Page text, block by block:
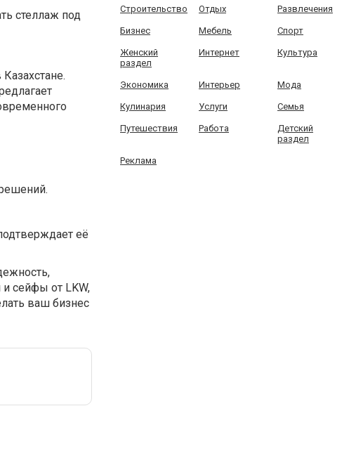
стеллаж под
её
сейфы от LKW,
ваш бизнес
Строительство Отдых Развлечения
Бизнес Мебель Спорт
Женский
раздел
Интернет Культура
Экономика Интерьер Мода
Кулинария Услуги Семья
Путешествия Работа
Детский
раздел
Реклама